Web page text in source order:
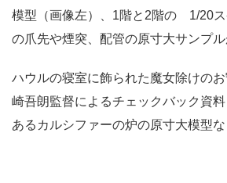
模型（画像左）、1階と2階の 1/20
の爪先や煙突、配管の原寸大サンプル
ハウルの寝室に飾られた魔女除けの
崎吾朗監督によるチェックバック資
あるカルシファーの炉の原寸大模型な